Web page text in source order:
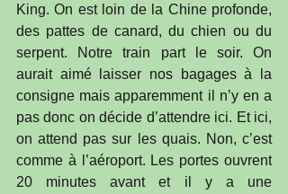
King. On est loin de la Chine profonde,
des pattes de canard, du chien ou du
serpent. Notre train part le soir. On
aurait aimé laisser nos bagages à la
consigne mais apparemment il n’y en a
pas donc on décide d’attendre ici. Et ici,
on attend pas sur les quais. Non, c’est
comme à l’aéroport. Les portes ouvrent
20 minutes avant et il y a une